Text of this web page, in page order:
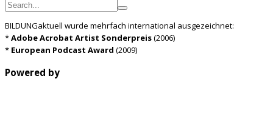
BILDUNGaktuell wurde mehrfach international ausgezeichnet:
*Adobe Acrobat Artist Sonderpreis(2006)
* European Podcast Award (2009)
Powered by